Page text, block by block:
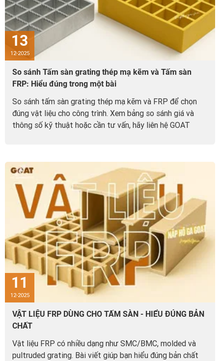
13
12-2025
So sánh Tấm sàn grating thép mạ kẽm và Tấm sàn
FRP: Hiểu đúng trong một bài
So sánh tấm sàn grating thép mạ kẽm và FRP để chọn
đúng vật liệu cho công trình. Xem bảng so sánh giá và
thông số kỹ thuật hoặc cần tư vấn, hãy liên hệ GOAT
11
12-2025
VẬT LIỆU FRP DÙNG CHO TẤM SÀN - HIỂU ĐÚNG BẢN
CHẤT
Vật liệu FRP có nhiều dạng như SMC/BMC, molded và
pultruded grating. Bài viết giúp bạn hiểu đúng bản chất